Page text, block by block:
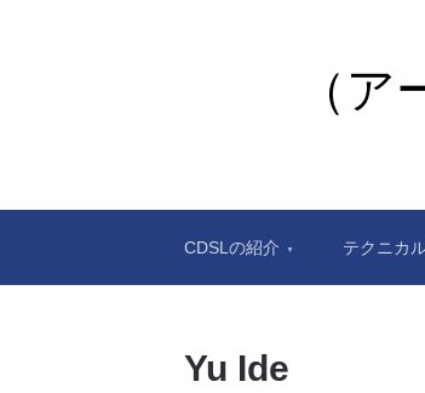
（
CDSLの紹介 テクニカ
Yu Ide